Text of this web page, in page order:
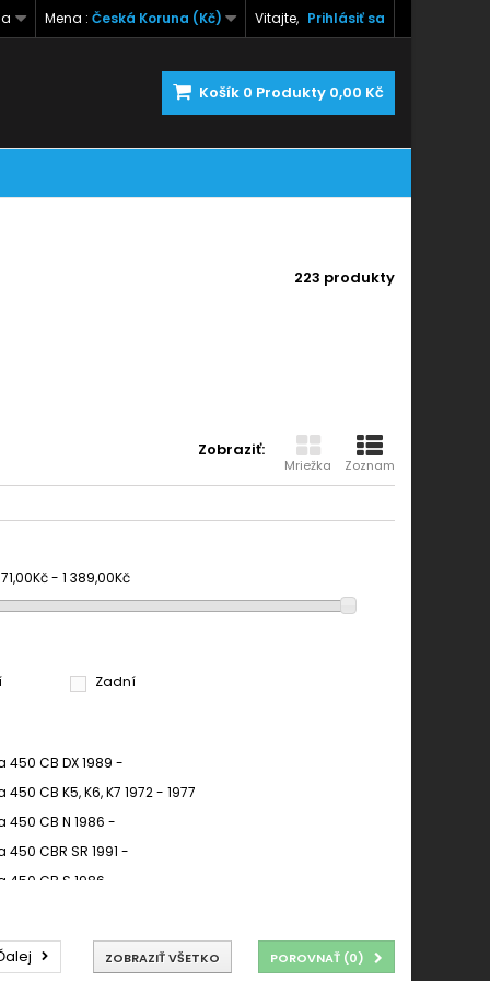
Vitajte, Prihlásiť sa
Mena : Česká Koruna (Kč)
Košík 0 Produkty 0,00 Kč
223 produkty
Zobraziť:
Mriežka Zoznam
- 1 389,00Kč
Zadní
450 CB DX 1989 -
450 CB K5, K6, K7 1972 - 1977
450 CB N 1986 -
450 CBR SR 1991 -
450 CB S 1986 -
450 CB T 1982 -
450 CM A, C 1982 -
POROVNAŤ (0)
ZOBRAZIŤ VŠETKO